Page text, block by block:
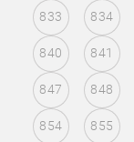
833 834
840 841
847 848
854 855